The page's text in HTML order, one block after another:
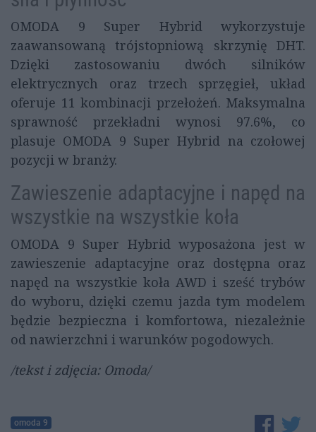
OMODA 9 Super Hybrid wykorzystuje
zaawansowaną trójstopniową skrzynię DHT.
Dzięki zastosowaniu dwóch silników
elektrycznych oraz trzech sprzęgieł, układ
oferuje 11 kombinacji przełożeń. Maksymalna
sprawność przekładni wynosi 97.6%, co
plasuje OMODA 9 Super Hybrid na czołowej
pozycji w branży.
Zawieszenie adaptacyjne i napęd na
wszystkie na wszystkie koła
OMODA 9 Super Hybrid wyposażona jest w
zawieszenie adaptacyjne oraz dostępna oraz
napęd na wszystkie koła AWD i sześć trybów
do wyboru, dzięki czemu jazda tym modelem
będzie bezpieczna i komfortowa, niezależnie
od nawierzchni i warunków pogodowych.
/tekst i zdjęcia: Omoda/
omoda 9